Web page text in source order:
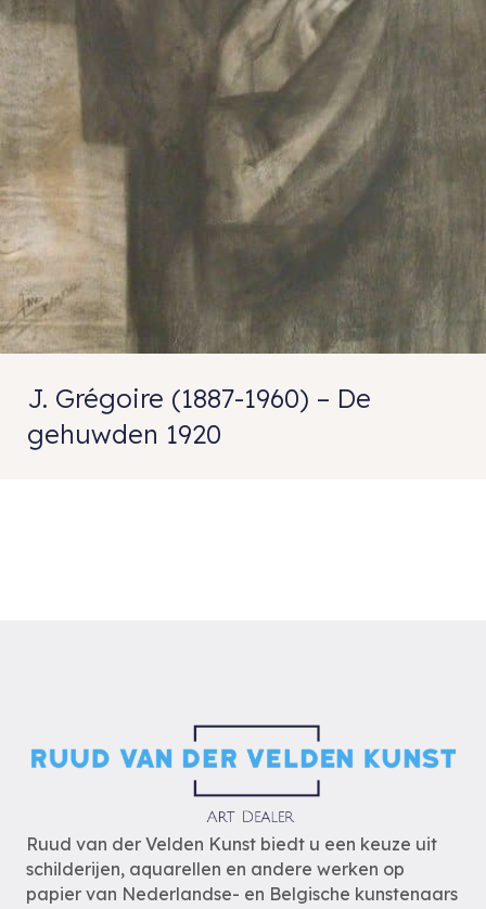
J. Grégoire (1887-1960) – De
gehuwden 1920
Ruud van der Velden Kunst biedt u een keuze uit
schilderijen, aquarellen en andere werken op
papier van Nederlandse- en Belgische kunstenaars